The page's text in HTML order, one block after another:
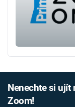
Nenechte si
Zoom!